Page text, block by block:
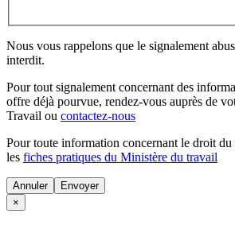
Nous vous rappelons que le signalement
interdit.
Pour tout signalement concernant des
offre déjà pourvue, rendez-vous auprès de
Travail ou contactez-nous
Pour toute information concernant le droit du
les fiches pratiques du Ministère du travail
Annuler
×